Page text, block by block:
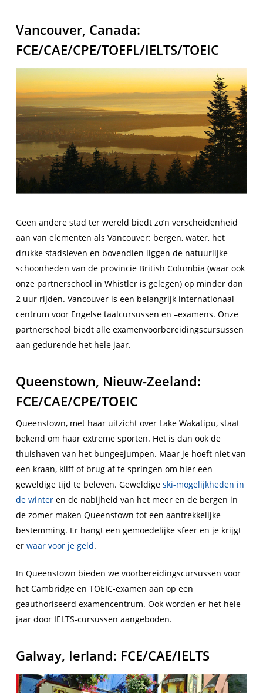
Vancouver, Canada:
FCE/CAE/CPE/TOEFL/IELTS/TOEIC
Geen andere stad ter wereld biedt zo’n verscheidenheid
aan van elementen als Vancouver: bergen, water, het
drukke stadsleven en bovendien liggen de natuurlijke
schoonheden van de provincie British Columbia (waar ook
onze partnerschool in Whistler is gelegen) op minder dan
2 uur rijden. Vancouver is een belangrijk internationaal
centrum voor Engelse taalcursussen en –examens. Onze
partnerschool biedt alle examenvoorbereidingscursussen
aan gedurende het hele jaar.
Queenstown, Nieuw-Zeeland:
FCE/CAE/CPE/TOEIC
Queenstown, met haar uitzicht over Lake Wakatipu, staat
bekend om haar extreme sporten. Het is dan ook de
thuishaven van het bungeejumpen. Maar je hoeft niet van
een kraan, kliff of brug af te springen om hier een
geweldige tijd te beleven. Geweldige ski-mogelijkheden in
de winteren de nabijheid van het meer en de bergen in
de zomer maken Queenstown tot een aantrekkelijke
bestemming. Er hangt een gemoedelijke sfeer en je krijgt
er waar voor je geld.
In Queenstown bieden we voorbereidingscursussen voor
het Cambridge en TOEIC-examen aan op een
geauthoriseerd examencentrum. Ook worden er het hele
jaar door IELTS-cursussen aangeboden.
Galway, Ierland: FCE/CAE/IELTS